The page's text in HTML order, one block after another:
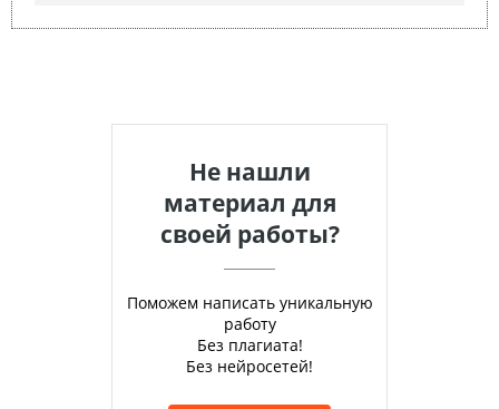
Не нашли
материал для
своей работы?
Поможем написать уникальную
работу
Без плагиата!
Без нейросетей!